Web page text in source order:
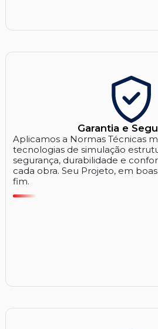
Garantia e
Aplicamos a Normas Técnicas
tecnologias de simulação
segurança, durabilidade e
cada obra. Seu Projeto, em
fim.